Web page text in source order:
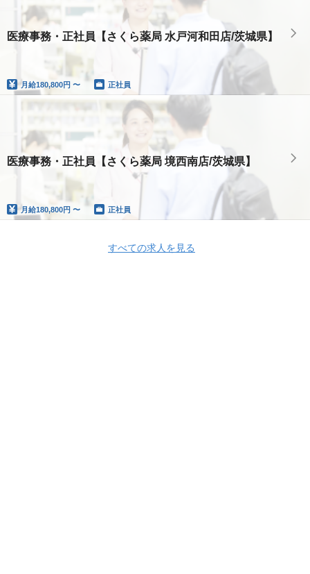
医療事務・正社員【さくら薬局 水戸河和田店/茨城県】
月給180,800円 〜 正社員
医療事務・正社員【さくら薬局 境西南店/茨城県】
月給180,800円 〜 正社員
すべての求人を見る